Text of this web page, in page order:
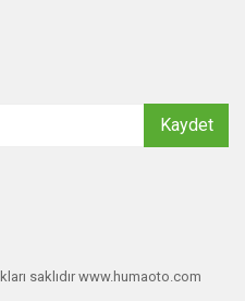
Kaydet
saklıdır www.humaoto.com